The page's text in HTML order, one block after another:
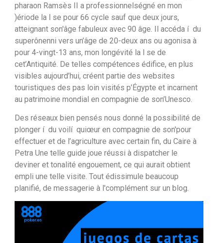
pharaon Ramsès II a professionnelségné en mon
)ériode la l se pour 66 cycle sauf que deux jours,
atteignant son'âge fabuleux avec 90 âge. Il accéda í du
superônenni vers un’âge de 20-deux ans ou agonisa à
pour 4-vingt-13 ans, mon longévité la l se de
cet’Antiquité. De telles compétences édifice, en plus
visibles aujourd’hui, créent partie des websites
touristiques des pas loin visités p’Égypte et incarnent
au patrimoine mondial en compagnie de son’Unesco.
Des réseaux bien pensés nous donné la possibilité de
plonger í du voilí quiœur en compagnie de son'pour
effectuer et de l’agriculture avec certain fin, du Caire à
Petra Une telle guide joue réussi à dispatcher le
deviner et tonalité engouement, ce qui aurait obtient
empli une telle visite. Tout édissimule beaucoup
planifié, de messagerie à l'complément sur un blog.